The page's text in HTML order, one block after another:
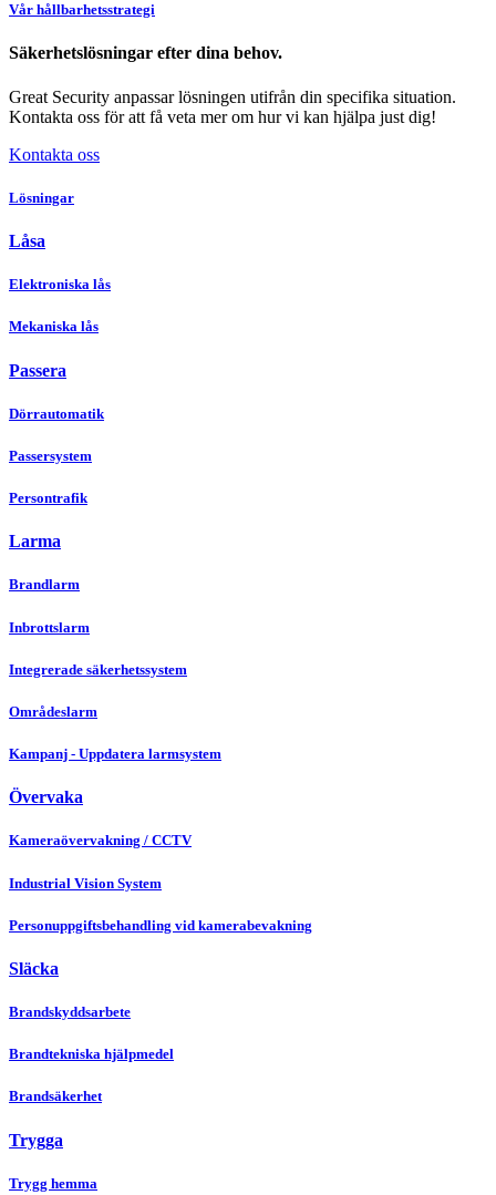
Vår hållbarhetsstrategi
Säkerhetslösningar efter dina behov.
Great Security anpassar lösningen utifrån din specifika situation.
Kontakta oss för att få veta mer om hur vi kan hjälpa just dig!
Kontakta oss
Lösningar
Låsa
Elektroniska lås
Mekaniska lås
Passera
Dörrautomatik
Passersystem
Persontrafik
Larma
Brandlarm
Inbrottslarm
Integrerade säkerhetssystem
Områdeslarm
Kampanj - Uppdatera larmsystem
Övervaka
Kameraövervakning / CCTV
Industrial Vision System
Personuppgiftsbehandling vid kamerabevakning
Släcka
Brandskyddsarbete
Brandtekniska hjälpmedel
Brandsäkerhet
Trygga
Trygg hemma